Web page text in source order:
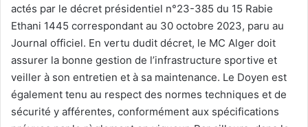
actés par le décret présidentiel n°23-385 du 15 Rabie
Ethani 1445 correspondant au 30 octobre 2023, paru au
Journal officiel. En vertu dudit décret, le MC Alger doit
assurer la bonne gestion de l’infrastructure sportive et
veiller à son entretien et à sa maintenance. Le Doyen est
également tenu au respect des normes techniques et de
sécurité y afférentes, conformément aux spécifications